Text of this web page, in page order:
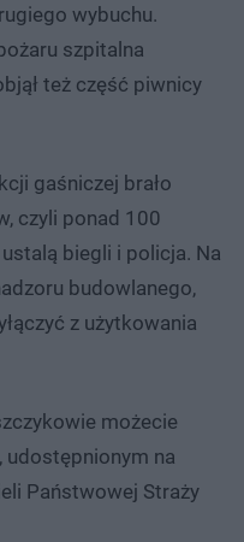
wybuchu.
szpitalna
też część piwnicy
gaśniczej brało
czyli ponad 100
biegli i policja. Na
budowlanego,
z użytkowania
możecie
udostępnionym na
Państwowej Straży